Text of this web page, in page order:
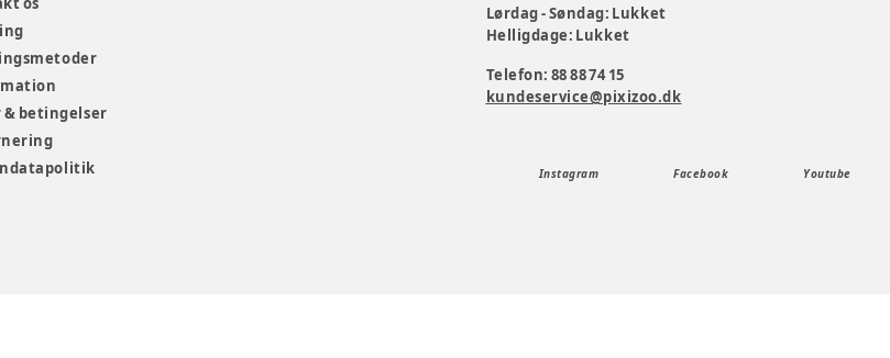
& betingelser
Lørdag - Søndag: Lukket
Helligdage: Lukket
Telefon: 88 88 74 15
kundeservice@pixizoo.dk
Instagram Facebook Youtube